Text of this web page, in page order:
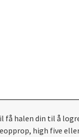
få halen din til å
high five